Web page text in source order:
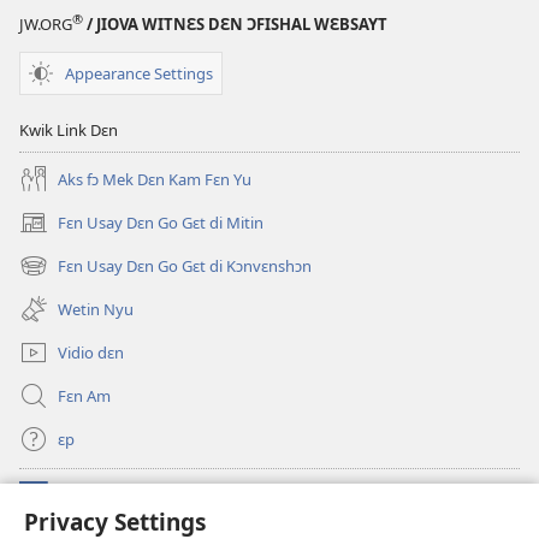
Privacy Settings
Wɔl
Oli
JW.ORG® / JIOVA WITNƐS DƐN ƆFISHAL WƐBSAYT
Appearance Settings
Kwik Link Dɛn
Aks fɔ Mek Dɛn Kam Fɛn Yu
Fɛn Usay Dɛn Go Gɛt di Mitin
(opens
new
window)
Fɛn Usay Dɛn Go Gɛt di Kɔnvɛnshɔn
(opens
new
window)
Wetin Nyu
Vidio dɛn
Fɛn Am
ɛp
(opens
new